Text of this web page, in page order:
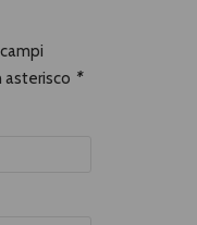
asterisco *